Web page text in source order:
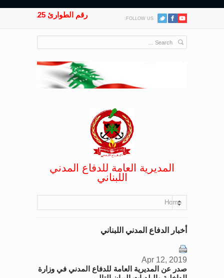
FOLLOW US: رقم الطوارئ 125
المديرية العامة للدفاع المدني
اللبناني
Home
أخبار الدفاع المدني اللبناني
Apr 12, 2019
صدر عن المديرية العامة للدفاع المدني في وزارة